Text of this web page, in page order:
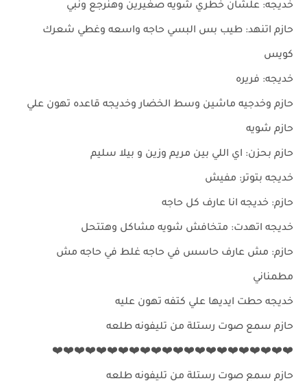
خديجه: علشان خطري شويه صغيرين وهنرجع ونبي
حازم اتنهد: طيب بس البسي حاجه واسعه وغطي شعرك
كويس
خديجه: فريره
حازم وخدجيه ماشين وسط الخضار وخديجه قاعده تهون علي
حازم شويه
حازم بحزن: اي اللي بين مريم وزين و بيلا سليم
خديجه بتوتر: مفيش
حازم: خديجه انا عارف كل حاجه
خديجه اتهدت: متخافش شويه مشاكل وهتتحل
حازم: مش عارف حاسس في حاجه غلط في حاجه مش
مطمناني
خديجه حطت ايديها علي كتفه تهون عليه
حازم سمع صوت رستلة من تليفونه طلعه
❤️❤️❤️❤️❤️❤️❤️❤️❤️❤️❤️❤️❤️❤️❤️❤️❤️❤️❤️❤️❤️❤️
حازم سمع صوت رستلة من تليفونه طلعه